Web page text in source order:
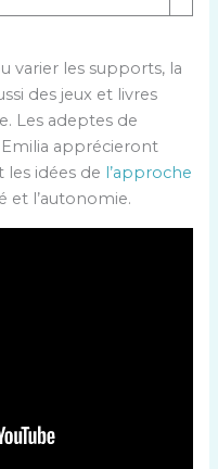
varier les supports, la
des jeux et livres
Les adeptes de
apprécieront
les idées de l’approche
et l’autonomie.